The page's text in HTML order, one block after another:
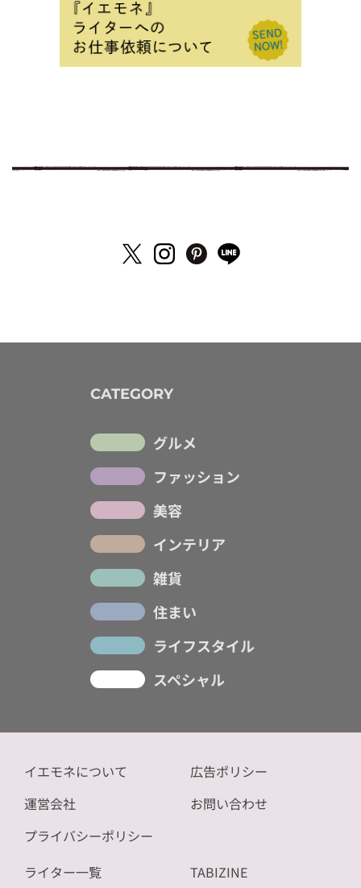
CATEGORY
グルメ
ファッション
美容
インテリア
雑貨
住まい
ライフスタイル
スペシャル
イエモネについて
運営会社
プライバシーポリシー
広告ポリシー
お問い合わせ
ライター一覧 TABIZINE